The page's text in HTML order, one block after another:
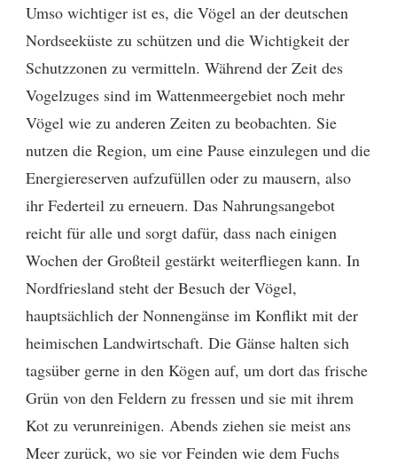
Umso wichtiger ist es, die Vögel an der deutschen
Nordseeküste zu schützen und die Wichtigkeit der
Schutzzonen zu vermitteln. Während der Zeit des
Vogelzuges sind im Wattenmeergebiet noch mehr
Vögel wie zu anderen Zeiten zu beobachten. Sie
nutzen die Region, um eine Pause einzulegen und die
Energiereserven aufzufüllen oder zu mausern, also
ihr Federteil zu erneuern. Das Nahrungsangebot
reicht für alle und sorgt dafür, dass nach einigen
Wochen der Großteil gestärkt weiterfliegen kann. In
Nordfriesland steht der Besuch der Vögel,
hauptsächlich der Nonnengänse im Konflikt mit der
heimischen Landwirtschaft. Die Gänse halten sich
tagsüber gerne in den Kögen auf, um dort das frische
Grün von den Feldern zu fressen und sie mit ihrem
Kot zu verunreinigen. Abends ziehen sie meist ans
Meer zurück, wo sie vor Feinden wie dem Fuchs